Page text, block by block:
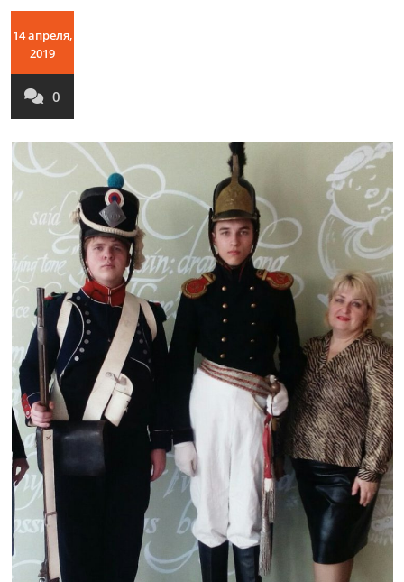
14 апреля,
2019
0